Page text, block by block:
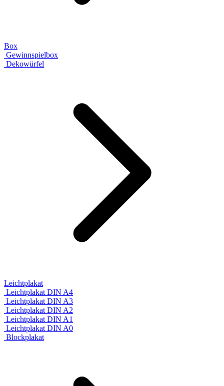
Box
Gewinnspielbox
Dekowürfel
Leichtplakat
Leichtplakat DIN A4
Leichtplakat DIN A3
Leichtplakat DIN A2
Leichtplakat DIN A1
Leichtplakat DIN A0
Blockplakat